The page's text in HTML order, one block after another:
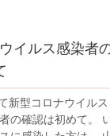
イルス感染者
新型コロナウイル
の確認は初めて。